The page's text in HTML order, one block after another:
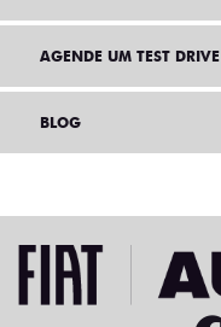
AGENDE UM TEST DRIVE
BLOG